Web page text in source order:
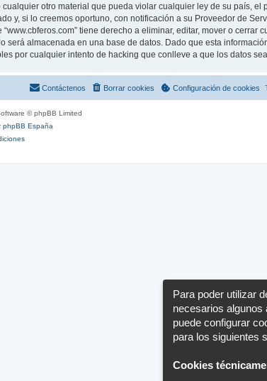
otro material que pueda violar cualquier ley de su país, el
y, si lo creemos oportuno, con notificación a su Proveedor de
tiene derecho a eliminar, editar, mover o cerrar
almacenada en una base de datos. Dado que esta
por cualquier intento de hacking que conlleve a que los datos
Configuración de cookies
Borrar cookies
Contáctenos
© phpBB Limited
phpBB España
Para poder utilizar
necesarios
puede configurar
para los siguientes
Cookies